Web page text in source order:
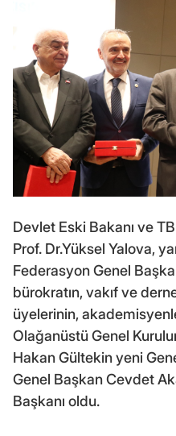
Devlet Eski Bakanı ve
Prof. Dr.Yüksel Yalova,
Federasyon Genel
bürokratın, vakıf ve
üyelerinin,
Olağanüstü Genel
Hakan Gültekin yeni
Genel Başkan Cevdet
Başkanı oldu.